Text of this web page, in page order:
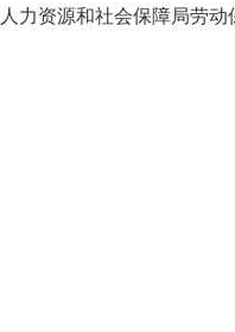
资源和社会保障局劳